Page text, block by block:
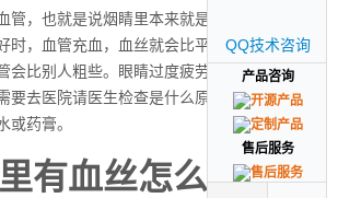
管，也就是说烟睛里本来就是有血丝的，因为
时，血管充血，血丝就会比平时严重。当然有
会比别人粗些。眼睛过度疲劳或感染，血管还
要去医院请医生检查是什么原因引起的，然后
或药膏。
有血丝怎么回事
QQ技术咨询
产品咨询
售后服务
QQ技术咨询
产品咨询
售后服务